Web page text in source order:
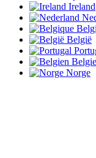
Ireland
België
Norge